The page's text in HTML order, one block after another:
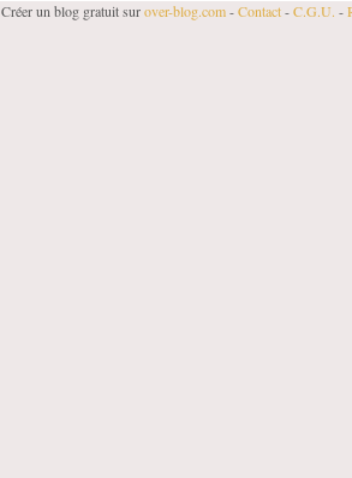
Créer un blog gratuit surover-blog.com-Contact-C.G.U. -